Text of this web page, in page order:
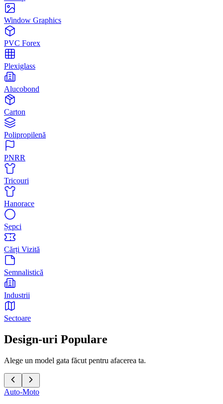
Window Graphics
PVC Forex
Plexiglass
Alucobond
Carton
Polipropilenă
PNRR
Tricouri
Hanorace
Șepci
Cărți Vizită
Semnalistică
Industrii
Sectoare
Design-uri Populare
Alege un model gata făcut pentru afacerea ta.
Auto-Moto